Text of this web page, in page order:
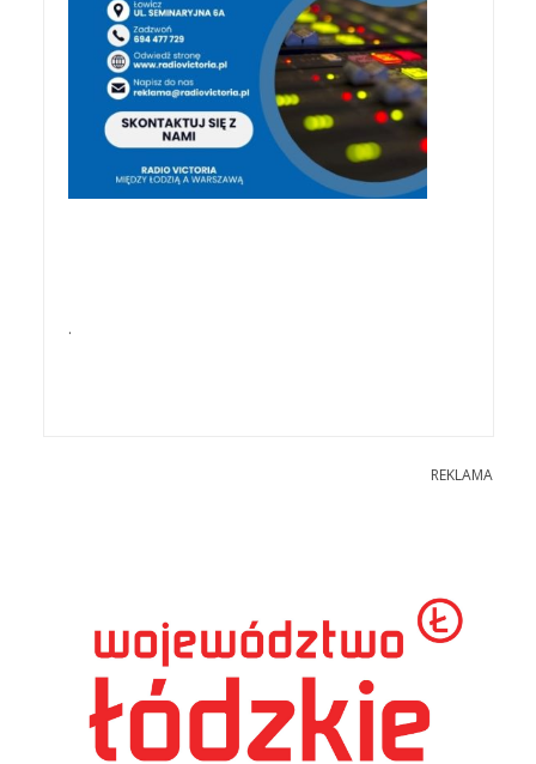
.
REKLAMA